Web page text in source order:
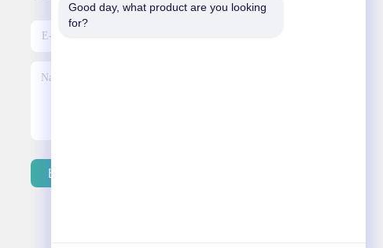
E-Mail Senden
Good day, what product are you looking
for?